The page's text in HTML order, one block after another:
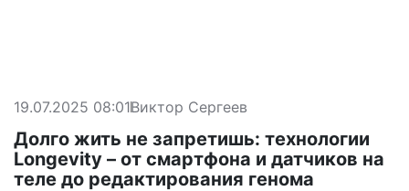
19.07.2025 08:01Виктор Сергеев
Долго жить не запретишь: технологии
Longevity – от смартфона и датчиков на
теле до редактирования генома